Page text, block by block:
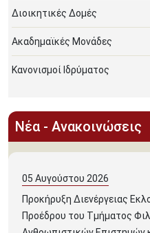
Διοικητικές Δομές
Ακαδημαϊκές Μονάδες
Κανονισμοί Ιδρύματος
Νέα - Ανακοινώσεις
05 Αυγούστου 2026
Προκήρυξη Διενέργειας
Προέδρου του Τμήματος